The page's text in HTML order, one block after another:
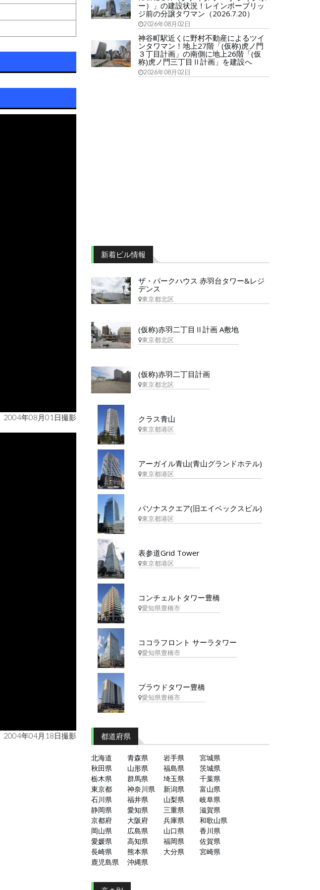
2004年08月01日撮影
2004年04月18日撮影
ー）」の建設状況！レインボーブリッ
ジ前の分譲タワマン（2026.7.20）
2026年08月02日
神谷町駅近くに野村不動産によるツイ
ンタワマン！地上27階「(仮称)虎ノ門
３丁目計画」の南側に地上26階「(仮
称)虎ノ門三丁目Ⅱ計画」を建設へ
2026年08月02日
新着ビル情報
ザ・パークハウス 赤羽台タワー&レジ
デンス
東京都北区
(仮称)赤羽二丁目Ⅱ計画 A敷地
東京都北区
(仮称)赤羽二丁目計画
東京都北区
クラス青山
東京都港区
アーガイル青山(青山グランドホテル)
東京都港区
パソナスクエア(旧エイベックスビル)
東京都港区
表参道Grid Tower
東京都港区
コンチェルトタワー豊橋
愛知県豊橋市
ココラフロント サーラタワー
愛知県豊橋市
プラウドタワー豊橋
愛知県豊橋市
都道府県
北海道 青森県 岩手県
宮城県
秋田県
山形県 福島県
茨城県
栃木県
群馬県 埼玉県
千葉県
東京都
神奈川県 新潟県
富山県
石川県
福井県 山梨県
岐阜県
静岡県
愛知県 三重県
滋賀県
京都府
大阪府 兵庫県
和歌山県
岡山県
広島県 山口県
香川県
愛媛県
高知県 福岡県
佐賀県
長崎県
熊本県 大分県
宮崎県
鹿児島県
沖縄県